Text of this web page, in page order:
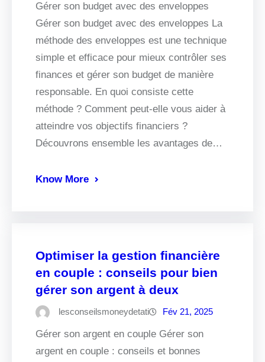
Gérer son budget avec des enveloppes
Gérer son budget avec des enveloppes La
méthode des enveloppes est une technique
simple et efficace pour mieux contrôler ses
finances et gérer son budget de manière
responsable. En quoi consiste cette
méthode ? Comment peut-elle vous aider à
atteindre vos objectifs financiers ?
Découvrons ensemble les avantages de…
Know More
Optimiser la gestion financière
en couple : conseils pour bien
gérer son argent à deux
lesconseilsmoneydetati Fév 21, 2025
Gérer son argent en couple Gérer son
argent en couple : conseils et bonnes